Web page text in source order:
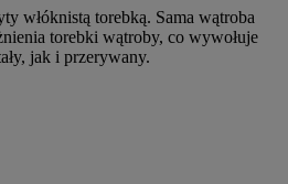
włóknistą torebką. Sama wątroba
torebki wątroby, co wywołuje
jak i przerywany.